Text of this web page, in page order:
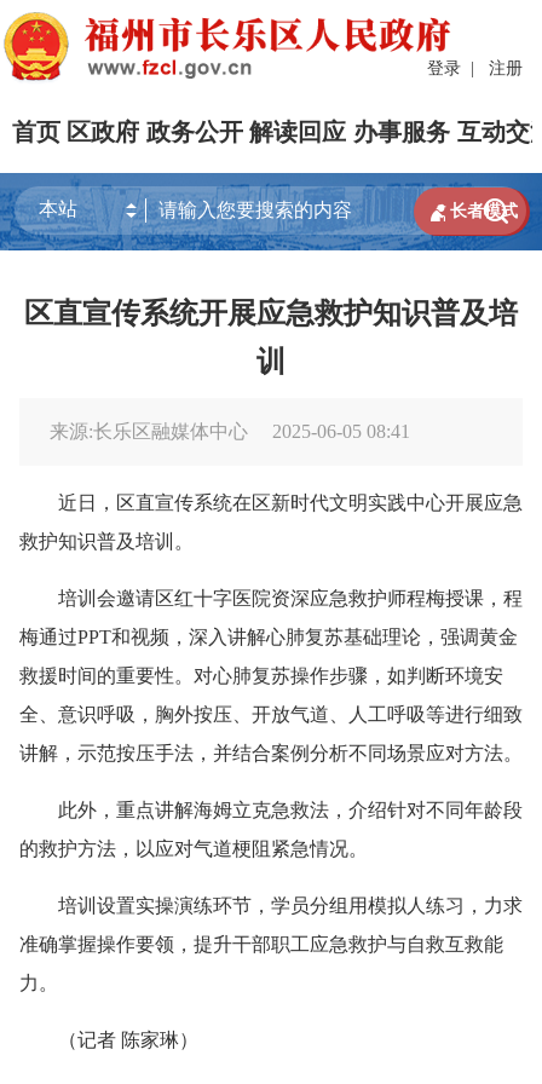
登录 | 注册
首页 区政府 政务公开 解读回应 办事服务 互动交

 长者模式
区直宣传系统开展应急救护知识普及培
训
来源:长乐区融媒体中心 2025-06-05 08:41
近日，区直宣传系统在区新时代文明实践中心开展应急
救护知识普及培训。
培训会邀请区红十字医院资深应急救护师程梅授课，程
梅通过PPT和视频，深入讲解心肺复苏基础理论，强调黄金
救援时间的重要性。对心肺复苏操作步骤，如判断环境安
全、意识呼吸，胸外按压、开放气道、人工呼吸等进行细致
讲解，示范按压手法，并结合案例分析不同场景应对方法。
此外，重点讲解海姆立克急救法，介绍针对不同年龄段
的救护方法，以应对气道梗阻紧急情况。
培训设置实操演练环节，学员分组用模拟人练习，力求
准确掌握操作要领，提升干部职工应急救护与自救互救能
力。
（记者 陈家琳）